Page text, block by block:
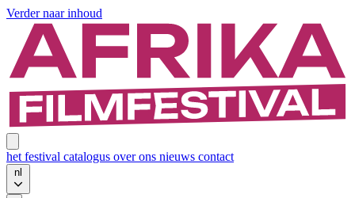
Verder naar inhoud
het festival catalogus over ons nieuws contact
nl